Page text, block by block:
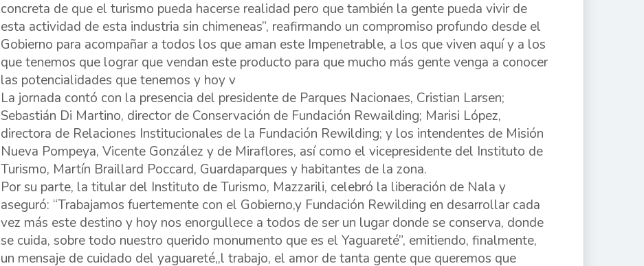
concreta de que el turismo pueda hacerse realidad pero que también la gente pueda vivir de
esta actividad de esta industria sin chimeneas”, reafirmando un compromiso profundo desde el
Gobierno para acompañar a todos los que aman este Impenetrable, a los que viven aquí y a los
que tenemos que lograr que vendan este producto para que mucho más gente venga a conocer
las potencialidades que tenemos y hoy v
La jornada contó con la presencia del presidente de Parques Nacionaes, Cristian Larsen;
Sebastián Di Martino, director de Conservación de Fundación Rewailding; Marisi López,
directora de Relaciones Institucionales de la Fundación Rewilding; y los intendentes de Misión
Nueva Pompeya, Vicente González y de Miraflores, así como el vicepresidente del Instituto de
Turismo, Martín Braillard Poccard, Guardaparques y habitantes de la zona.
Por su parte, la titular del Instituto de Turismo, Mazzarili, celebró la liberación de Nala y
aseguró: “Trabajamos fuertemente con el Gobierno,y Fundación Rewilding en desarrollar cada
vez más este destino y hoy nos enorgullece a todos de ser un lugar donde se conserva, donde
se cuida, sobre todo nuestro querido monumento que es el Yaguareté”, emitiendo, finalmente,
un mensaje de cuidado del yaguareté,,l trabajo, el amor de tanta gente que queremos que